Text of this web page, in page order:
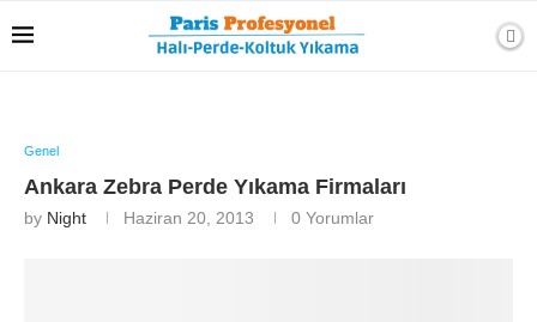
Genel
Ankara Zebra Perde Yıkama Firmaları
by Night Haziran 20, 2013 0 Yorumlar